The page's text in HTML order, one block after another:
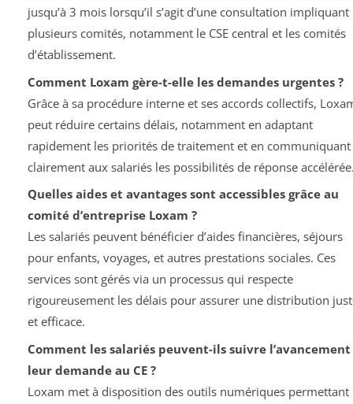
jusqu’à 3 mois lorsqu’il s’agit d’une consultation impliquant
plusieurs comités, notamment le CSE central et les comités
d’établissement.
Comment Loxam gère-t-elle les demandes urgentes ?
Grâce à sa procédure interne et ses accords collectifs,
peut réduire certains délais, notamment en adaptant
rapidement les priorités de traitement et en communiquant
clairement aux salariés les possibilités de réponse
Quelles aides et avantages sont accessibles grâce au
comité d’entreprise Loxam ?
Les salariés peuvent bénéficier d’aides financières, séjours
pour enfants, voyages, et autres prestations sociales. Ces
services sont gérés via un processus qui respecte
rigoureusement les délais pour assurer une distribution
et efficace.
Comment les salariés peuvent-ils suivre l’avancement
leur demande au CE ?
Loxam met à disposition des outils numériques permettant